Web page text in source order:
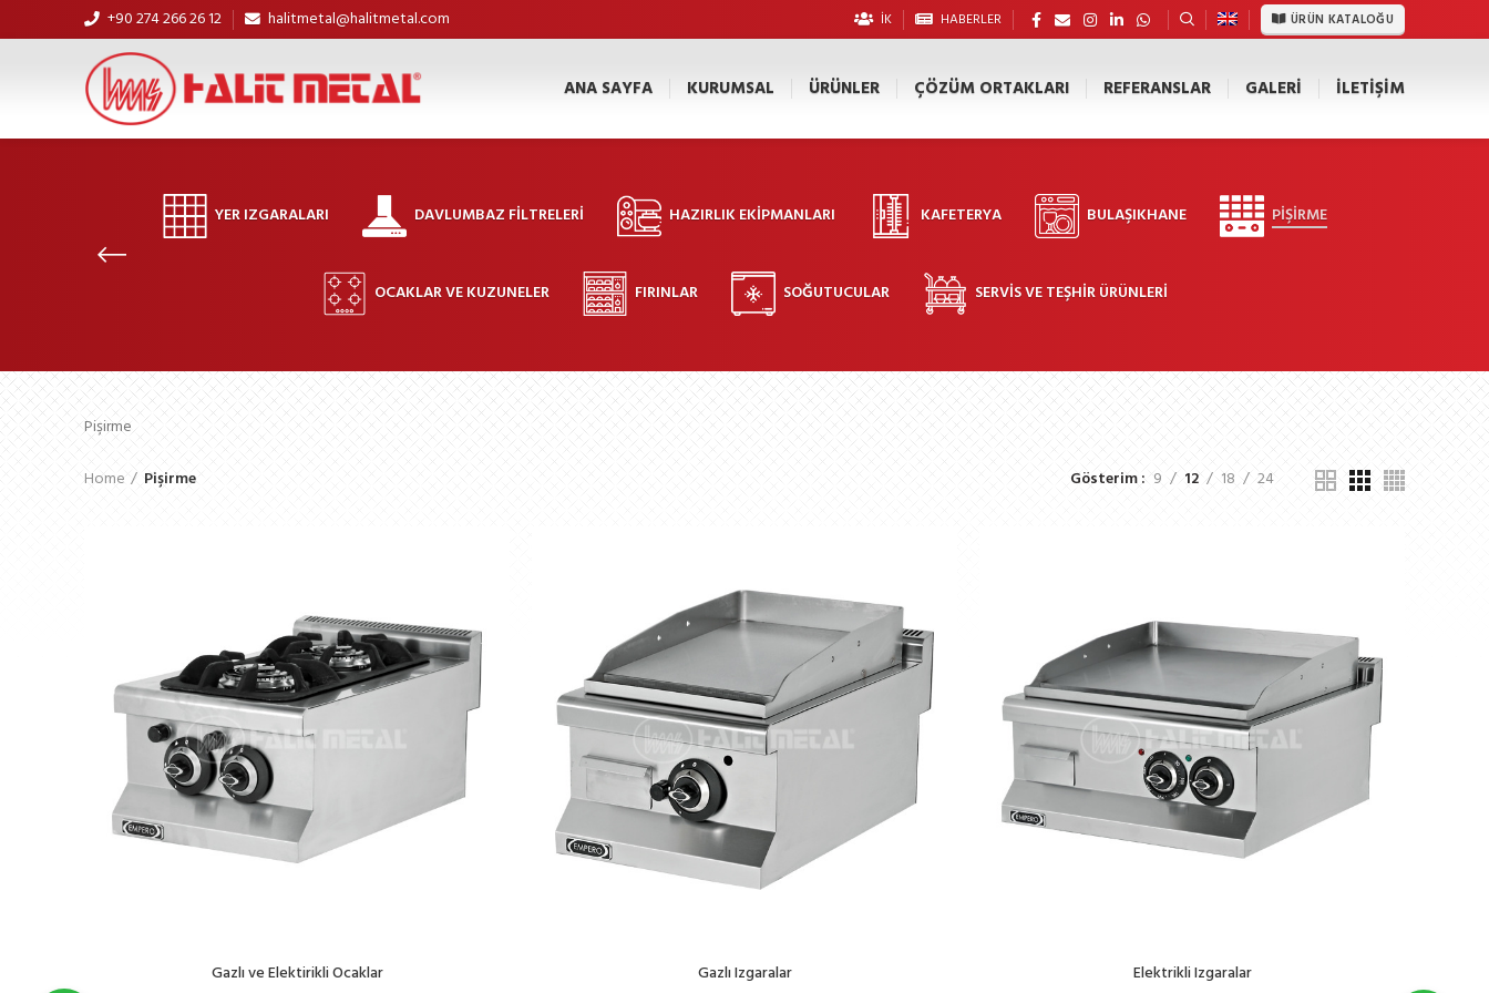
+90 274 266 26 12 halitmetal@halitmetal.com İK HABERLER ÜRÜN KATALOĞU
ANA SAYFA KURUMSAL ÜRÜNLER ÇÖZÜM ORTAKLARI REFERANSLAR GALERI İLETIŞIM
YER IZGARALARI DAVLUMBAZ FILTRELERI HAZIRLIK EKIPMANLARI KAFETERYA BULAŞIKHANE PIŞIRME
OCAKLAR VE KUZUNELER FIRINLAR SOĞUTUCULAR SERVIS VE TEŞHIR ÜRÜNLERI
Pişirme
Home Pişirme Gösterim 9 12 18 24
Gazlı ve Elektirikli Ocaklar Gazlı Izgaralar Elektrikli Izgaralar